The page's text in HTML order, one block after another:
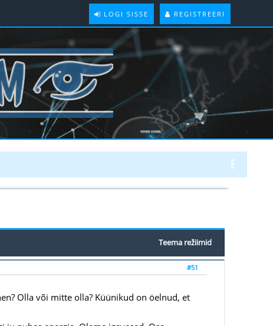
LOGI SISSE REGISTREERI
Teema režiimid
#51
Olla või mitte olla? Küünikud on öelnud, et